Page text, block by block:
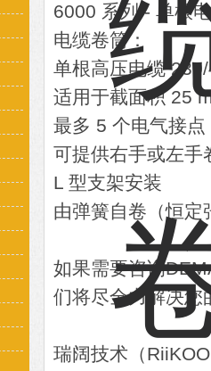
6000 系列 - 单根
电缆卷筒：
单根高压电缆
适用于截面积 25
最多 5 个电气接点
可提供右手或左手
L 型支架安装
由弹簧自卷（恒定
如果需要咨询
们将尽全力解决您
瑞阔技术（